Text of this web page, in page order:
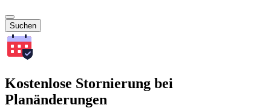
Suchen
Kostenlose Stornierung bei
Planänderungen